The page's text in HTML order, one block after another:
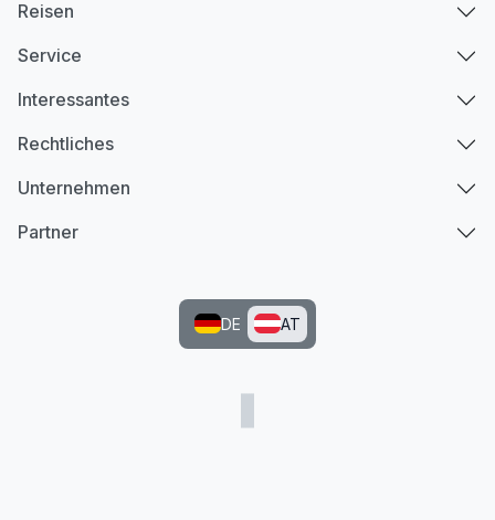
Reisen
Service
Interessantes
Rechtliches
Unternehmen
Partner
DE AT